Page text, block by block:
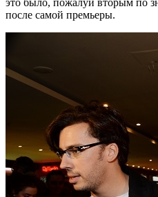
после самой премьеры.